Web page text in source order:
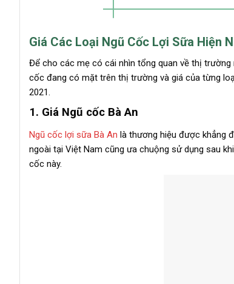
Giá Các Loại Ngũ Cốc Lợi Sữa Hiện
Để cho các mẹ có cái nhìn tổng quan về thị
cốc đang có mặt trên thị trường và giá của từng
2021.
1. Giá Ngũ cốc Bà An
Ngũ cốc lợi sữa Bà An là thương hiệu được khẳng
ngoài tại Việt Nam cũng ưa chuộng sử dụng sau
cốc này.